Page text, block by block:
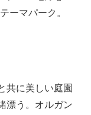
ーマパーク。
共に美しい庭園
漂う。オルガン